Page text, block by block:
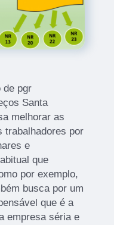
de pgr
Santa
melhorar as
trabalhadores por
e
que
por exemplo,
busca por um
que é a
empresa séria e